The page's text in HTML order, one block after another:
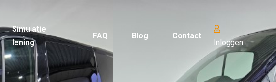
Simulatie
lening
FAQ Blog Contact
Inloggen